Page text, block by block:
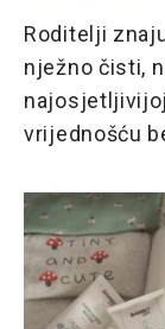
Roditelji
nježno čisti,
vrijednošću